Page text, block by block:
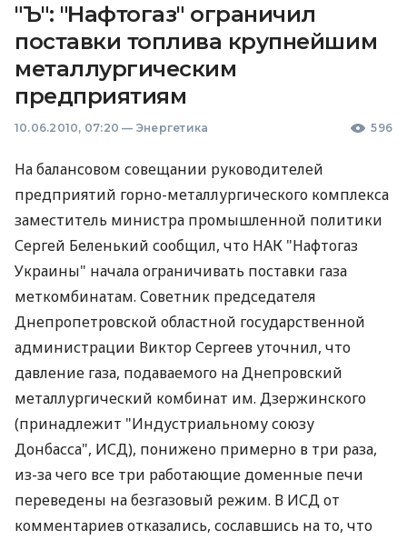
"Ъ": "Нафтогаз" ограничил
поставки топлива крупнейшим
металлургическим
предприятиям
10.06.2010, 07:20 — Энергетика 596
На балансовом совещании руководителей
предприятий горно-металлургического комплекса
заместитель министра промышленной политики
Сергей Беленький сообщил, что НАК "Нафтогаз
Украины" начала ограничивать поставки газа
меткомбинатам. Советник председателя
Днепропетровской областной государственной
администрации Виктор Сергеев уточнил, что
давление газа, подаваемого на Днепровский
металлургический комбинат им. Дзержинского
(принадлежит "Индустриальному союзу
Донбасса", ИСД), понижено примерно в три раза,
из-за чего все три работающие доменные печи
переведены на безгазовый режим. В ИСД от
комментариев отказались, сославшись на то, что